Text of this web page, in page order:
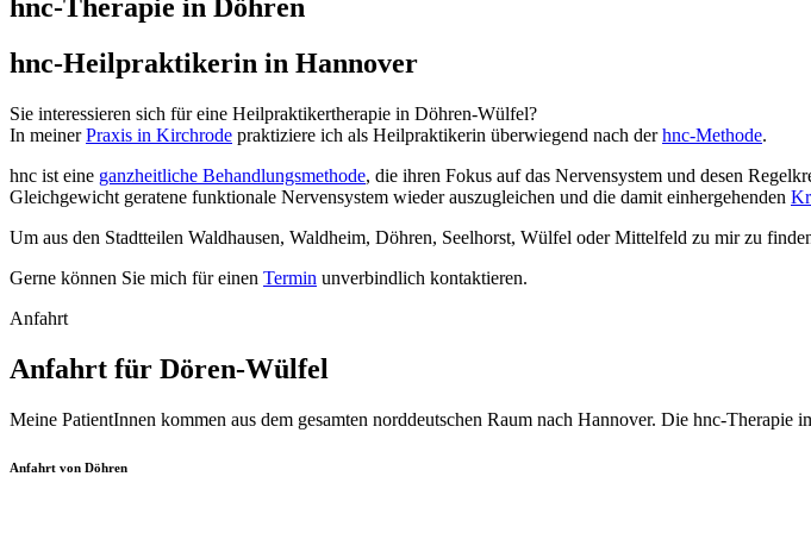
Kontakt
Impressum
Suche
hnc-Therapie in Döhren
hnc-Heilpraktikerin in Hannover
Sie interessieren sich für eine Heilpraktikertherapie in Döhren-Wülfel?
In meinerPraxis in Kirchrode praktiziere ich als Heilpraktikerin überwiegend nach derhnc-Methode.
hnc ist eine ganzheitliche Behandlungsmethode, die ihren Fokus auf das Nervensystem und desen
Gleichgewicht geratene funktionale Nervensystem wieder auszugleichen und die damit einhergehenden
Um aus den Stadtteilen Waldhausen, Waldheim, Döhren, Seelhorst, Wülfel oder Mittelfeld zu mir zu
Gerne können Sie mich für einen Termin unverbindlich kontaktieren.
Anfahrt
Anfahrt für Dören-Wülfel
Meine PatientInnen kommen aus dem gesamten norddeutschen Raum nach Hannover. Die hnc-Therapie
Anfahrt von Döhren